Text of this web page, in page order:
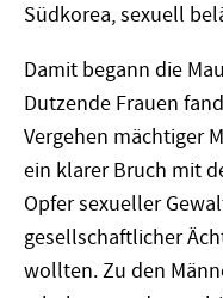
Südkorea, sexuell
Damit begann die
Dutzende Frauen
Vergehen mächtiger
ein klarer Bruch mit
Opfer sexueller
gesellschaftlicher
wollten. Zu den